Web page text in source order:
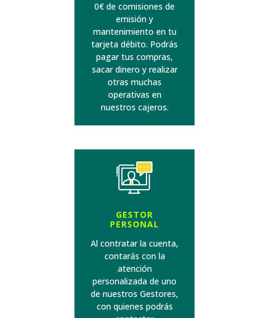
0€ de comisiones de
emisión y
mantenimiento en tu
tarjeta débito. Podrás
pagar tus compras,
sacar dinero y realizar
otras muchas
operativas en
nuestros cajeros.
GESTOR
PERSONAL
Al contratar la cuenta,
contarás con la
atención
personalizada de uno
de nuestros Gestores,
con quienes podrás